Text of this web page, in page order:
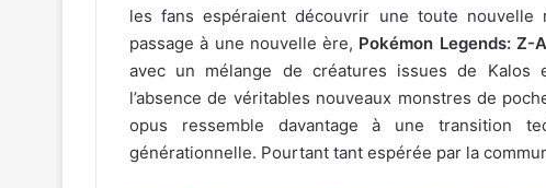
les fans espéraient découvrir une toute
passage à une nouvelle ère, Pokémon Legends: Z-A
avec un mélange de créatures issues de Kalos
l’absence de véritables nouveaux monstres de
opus ressemble davantage à une transition
générationnelle. Pourtant tant espérée par la